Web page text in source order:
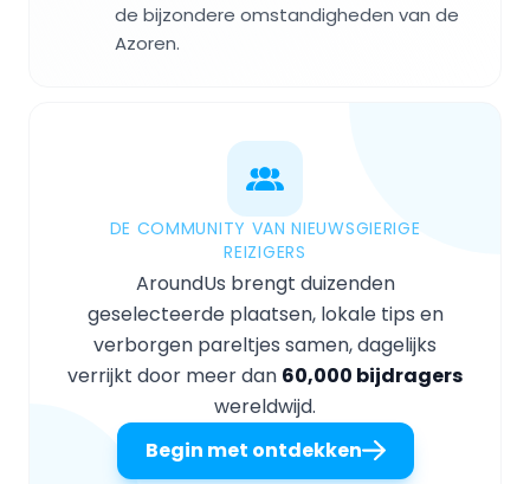
de bijzondere omstandigheden van de
Azoren.
DE COMMUNITY VAN NIEUWSGIERIGE
REIZIGERS
AroundUs brengt duizenden
geselecteerde plaatsen, lokale tips en
verborgen pareltjes samen, dagelijks
verrijkt door meer dan 60,000 bijdragers
wereldwijd.
Begin met ontdekken